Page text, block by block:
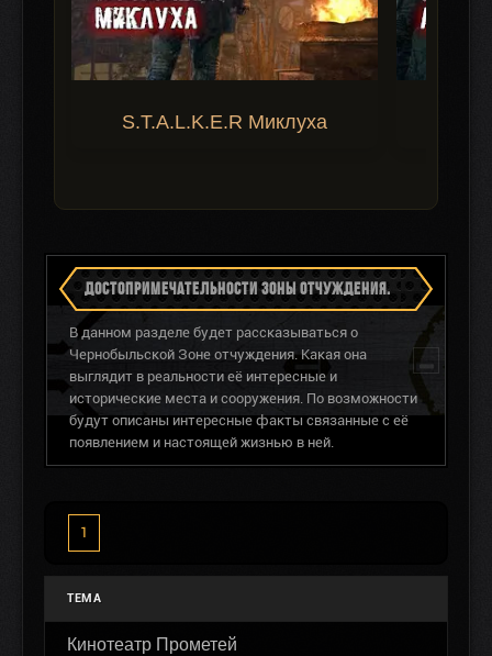
S.T.A.L.K.E.R Миклуха
ДОСТОПРИМЕЧАТЕЛЬНОСТИ ЗОНЫ ОТЧУЖДЕНИЯ.
ЗОНА В РЕАЛЬНОСТИ.
(14 ТЕМЫ)
В данном разделе будет рассказываться о
Чернобыльской Зоне отчуждения. Какая она
выглядит в реальности её интересные и
исторические места и сооружения. По возможности
будут описаны интересные факты связанные с её
появлением и настоящей жизнью в ней.
1
ТЕМА
Кинотеатр Прометей